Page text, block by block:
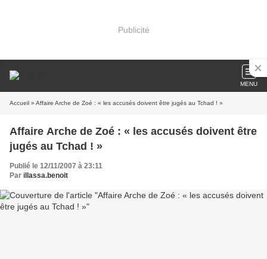
Publicité
MENU
Accueil » Affaire Arche de Zoé : « les accusés doivent être jugés au Tchad ! »
Affaire Arche de Zoé : « les accusés doivent être
jugés au Tchad ! »
Publié le 12/11/2007 à 23:11
Par illassa.benoit